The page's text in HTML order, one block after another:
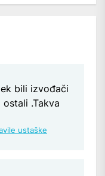
bili izvođači
.Takva
ustaške